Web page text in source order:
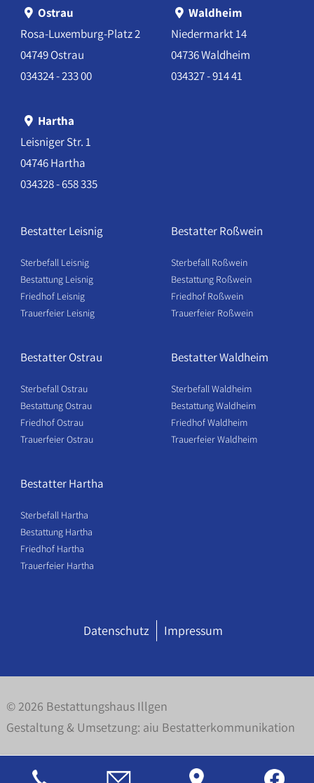
Ostrau
Rosa-Luxemburg-Platz 2
04749 Ostrau
034324 - 233 00
Waldheim
Niedermarkt 14
04736 Waldheim
034327 - 914 41
Hartha
Leisniger Str. 1
04746 Hartha
034328 - 658 335
Bestatter Leisnig
Sterbefall Leisnig
Bestattung Leisnig
Friedhof Leisnig
Trauerfeier Leisnig
Bestatter Roßwein
Sterbefall Roßwein
Bestattung Roßwein
Friedhof Roßwein
Trauerfeier Roßwein
Bestatter Ostrau
Sterbefall Ostrau
Bestattung Ostrau
Friedhof Ostrau
Trauerfeier Ostrau
Bestatter Waldheim
Sterbefall Waldheim
Bestattung Waldheim
Friedhof Waldheim
Trauerfeier Waldheim
Bestatter Hartha
Sterbefall Hartha
Bestattung Hartha
Friedhof Hartha
Trauerfeier Hartha
Datenschutz Impressum
© 2026 Bestattungshaus Illgen
Gestaltung & Umsetzung: aiu Bestatterkommunikation